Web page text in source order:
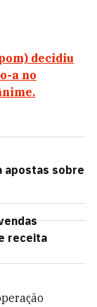
decidiu
a no
apostas sobre
receita